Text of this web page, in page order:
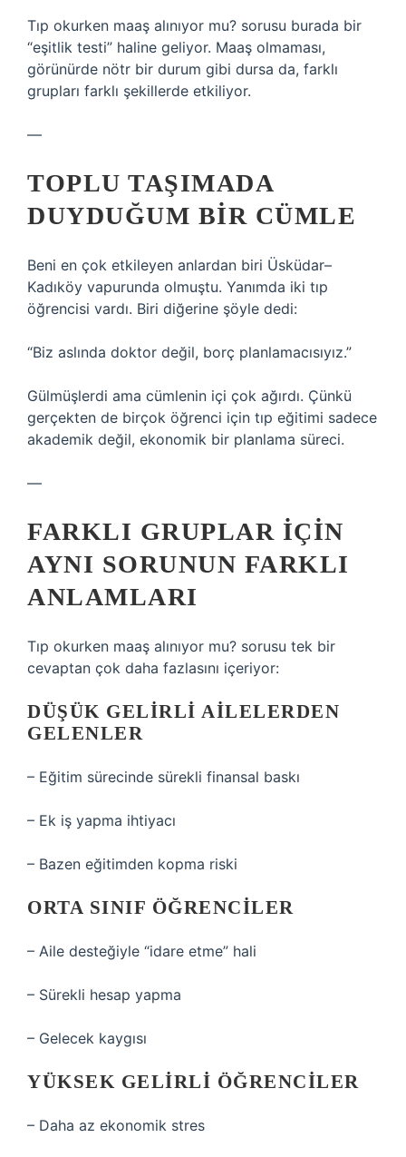
Tıp okurken maaş alınıyor mu? sorusu burada bir
“eşitlik testi” haline geliyor. Maaş olmaması,
görünürde nötr bir durum gibi dursa da, farklı
grupları farklı şekillerde etkiliyor.
—
TOPLU TAŞIMADA
DUYDUĞUM BIR CÜMLE
Beni en çok etkileyen anlardan biri Üsküdar–
Kadıköy vapurunda olmuştu. Yanımda iki tıp
öğrencisi vardı. Biri diğerine şöyle dedi:
“Biz aslında doktor değil, borç planlamacısıyız.”
Gülmüşlerdi ama cümlenin içi çok ağırdı. Çünkü
gerçekten de birçok öğrenci için tıp eğitimi sadece
akademik değil, ekonomik bir planlama süreci.
—
FARKLI GRUPLAR IÇIN
AYNI SORUNUN FARKLI
ANLAMLARI
Tıp okurken maaş alınıyor mu? sorusu tek bir
cevaptan çok daha fazlasını içeriyor:
DÜŞÜK GELIRLI AILELERDEN
GELENLER
– Eğitim sürecinde sürekli finansal baskı
– Ek iş yapma ihtiyacı
– Bazen eğitimden kopma riski
ORTA SINIF ÖĞRENCILER
– Aile desteğiyle “idare etme” hali
– Sürekli hesap yapma
– Gelecek kaygısı
YÜKSEK GELIRLI ÖĞRENCILER
– Daha az ekonomik stres